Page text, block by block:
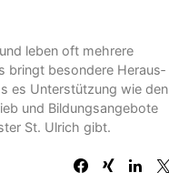
leben oft mehrere
bringt besondere Heraus­
es Unterstützung wie den
und Bildungsangebote
St. Ulrich gibt.